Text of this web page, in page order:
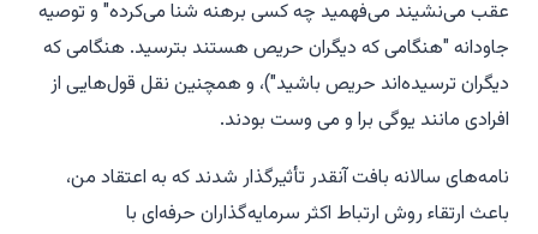
عقب می‌نشیند می‌فهمید چه کسی برهنه شنا می‌کرده" و توصیه
جاودانه "هنگامی که دیگران حریص هستند بترسید. هنگامی که
دیگران ترسیده‌اند حریص باشید")، و همچنین نقل قول‌هایی از
افرادی مانند یوگی برا و می وست بودند.
نامه‌های سالانه بافت آنقدر تأثیرگذار شدند که به اعتقاد من،
باعث ارتقاء روش ارتباط اکثر سرمایه‌گذاران حرفه‌ای با